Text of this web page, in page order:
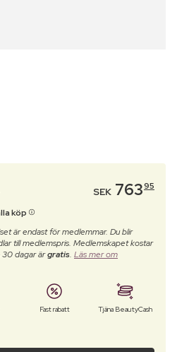
SEK 76395
köp
är endast för medlemmar. Du blir
till medlemspris. Medlemskapet kostar
30 dagar ärgratis. Läs mer om
Fast rabatt Tjäna BeautyCash